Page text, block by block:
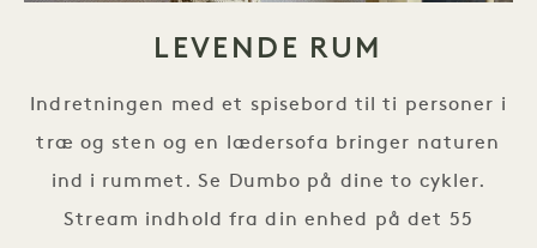
LEVENDE RUM
Indretningen med et spisebord til ti personer i
træ og sten og en lædersofa bringer naturen
ind i rummet. Se Dumbo på dine to cykler.
Stream indhold fra din enhed på det 55